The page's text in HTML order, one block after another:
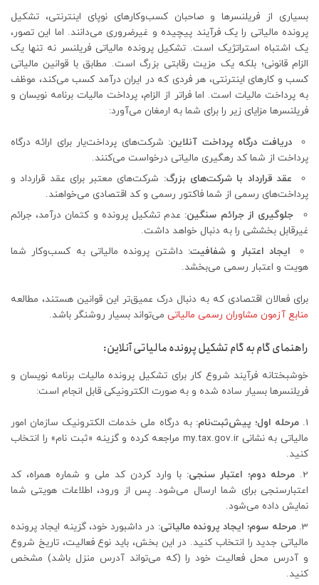
بسیاری از فریلنسرها و صاحبان کسب‌وکارهای نوپای اینترنتی، تشکیل
پرونده مالیاتی را یک فرآیند پیچیده و غیرضروری می‌دانند. اما این تصور،
یک اشتباه استراتژیک است. تشکیل پرونده مالیاتی فریلنسر نه تنها یک
الزام قانونی؛ بلکه یک مزیت رقابتی بزرگ است. مطابق با قوانین مالیاتی
کسب و کارهای اینترنتی، هر فردی که در ایران درآمد کسب می‌کند، موظف
به پرداخت مالیات است. اما فراتر از الزام، پرداخت مالیات برنامه نویسان و
فریلنسرها مزایای زیر را برای شما به ارمغان می‌آورد:
دریافت درگاه پرداخت آنلاین: شرکت‌های پرداخت‌یار برای ارائه درگاه
پرداخت از شما کد رهگیری مالیاتی درخواست می‌کنند.
عقد قرارداد با شرکت‌های بزرگ: شرکت‌های معتبر برای عقد قرارداد و
پرداخت‌های رسمی از شما فاکتور رسمی و کد اقتصادی می‌خواهند.
جلوگیری از جرائم سنگین: عدم تشکیل پرونده و کتمان درآمد، جرائم
غیرقابل بخششی را به دنبال خواهد داشت.
ایجاد اعتبار و شفافیت: داشتن پرونده مالیاتی به کسب‌وکار شما
هویت و اعتبار رسمی می‌بخشد.
برای فعالان اقتصادی که به دنبال درک عمیق‌تر این قوانین هستند، مطالعه
منابع آزمون مشاوران رسمی مالیاتی می‌تواند بسیار روشنگر باشد.
راهنمای گام به گام تشکیل پرونده مالیاتی آنلاین:
خوشبختانه فرآیند شروع کار برای تشکیل پرونده مالیات برنامه نویسان و
فریلنسرها بسیار ساده شده و به صورت الکترونیکی قابل انجام است:
مرحله اول؛ پیش‌ثبت‌نام: به درگاه ملی خدمات الکترونیک سازمان امور
مالیاتی به نشانی my.tax.gov.ir مراجعه کرده و گزینه «ثبت نام» را انتخاب
کنید.
مرحله دوم؛ اعتبار سنجی: با وارد کردن کد ملی و شماره همراه، کد
اعتبارسنجی برای شما ارسال می‌شود. پس از ورود، اطلاعات هویتی شما
نمایش داده می‌شود.
مرحله سوم؛ ایجاد پرونده مالیاتی: در داشبورد خود، گزینه ایجاد پرونده
مالیاتی جدید را انتخاب کنید. در این بخش، باید نوع فعالیت، تاریخ شروع
و آدرس محل فعالیت خود را (که می‌تواند آدرس منزل باشد) مشخص
کنید.